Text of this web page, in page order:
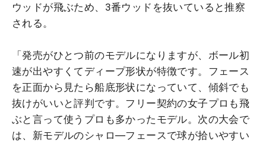
ウッドが飛ぶため、3番ウッドを抜いていると推察
される。
「発売がひとつ前のモデルになりますが、ボール初
速が出やすくてディープ形状が特徴です。フェース
を正面から見たら船底形状になっていて、傾斜でも
抜けがいいと評判です。フリー契約の女子プロも飛
ぶと言って使うプロも多かったモデル。次の大会で
は、新モデルのシャロ―フェースで球が拾いやすい